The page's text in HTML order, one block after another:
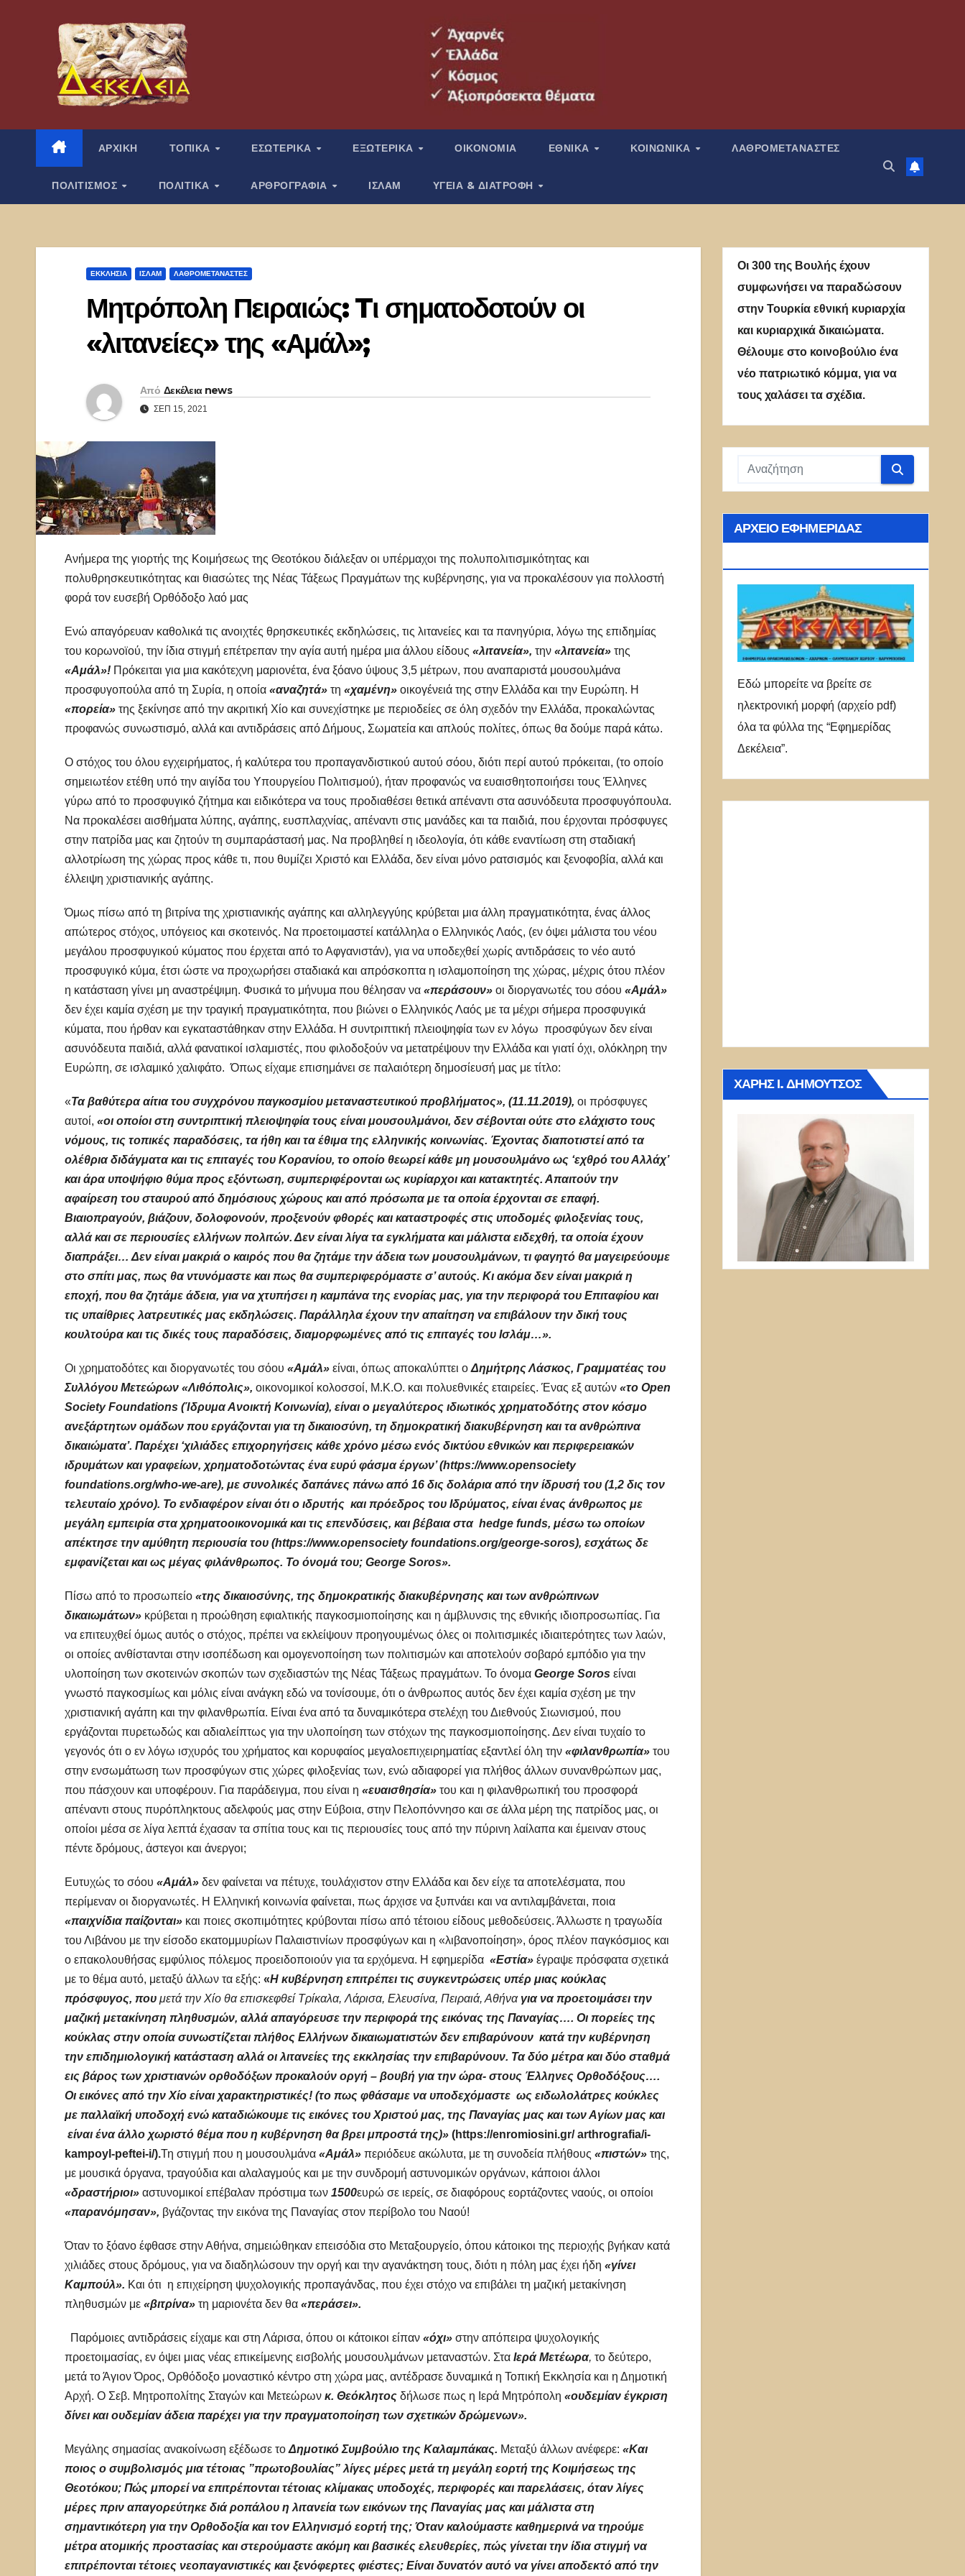
περιεχόμενο
ΑΡΧΙΚΗ ΤΟΠΙΚΑ ΕΣΩΤΕΡΙΚΑ ΕΞΩΤΕΡΙΚΑ ΟΙΚΟΝΟΜΙΑ ΕΘΝΙΚΑ ΚΟΙΝΩΝΙΚΑ ΛΑΘΡΟΜΕΤΑΝΑΣΤΕΣ
ΠΟΛΙΤΙΣΜΟΣ ΠΟΛΙΤΙΚΑ ΑΡΘΡΟΓΡΑΦΙΑ ΙΣΛΑΜ ΥΓΕΙΑ & ΔΙΑΤΡΟΦΗ
ΕΚΚΛΗΣΊΑ ΙΣΛΑΜ ΛΑΘΡΟΜΕΤΑΝΑΣΤΕΣ
Μητρόπολη Πειραιώς: Tι σηματοδοτούν οι
«λιτανείες» της «Αμάλ»;
Από Δεκέλεια news
ΣΕΠ 15, 2021
Ανήμερα της γιορτής της Κοιμήσεως της Θεοτόκου διάλεξαν οι υπέρμαχοι της πολυπολιτισμικότητας και
πολυθρησκευτικότητας και θιασώτες της Νέας Τάξεως Πραγμάτων της κυβέρνησης, για να προκαλέσουν για πολλοστή
φορά τον ευσεβή Ορθόδοξο λαό μας
Ενώ απαγόρευαν καθολικά τις ανοιχτές θρησκευτικές εκδηλώσεις, τις λιτανείες και τα πανηγύρια, λόγω της επιδημίας
του κορωνοϊού, την ίδια στιγμή επέτρεπαν την αγία αυτή ημέρα μια άλλου είδους «λιτανεία», την «λιτανεία» της
«Αμάλ»! Πρόκειται για μια κακότεχνη μαριονέτα, ένα ξόανο ύψους 3,5 μέτρων, που αναπαριστά μουσουλμάνα
προσφυγοπούλα από τη Συρία, η οποία «αναζητά» τη «χαμένη» οικογένειά της στην Ελλάδα και την Ευρώπη. Η
«πορεία» της ξεκίνησε από την ακριτική Χίο και συνεχίστηκε με περιοδείες σε όλη σχεδόν την Ελλάδα, προκαλώντας
προφανώς συνωστισμό, αλλά και αντιδράσεις από Δήμους, Σωματεία και απλούς πολίτες, όπως θα δούμε παρά κάτω.
Ο στόχος του όλου εγχειρήματος, ή καλύτερα του προπαγανδιστικού αυτού σόου, διότι περί αυτού πρόκειται, (το οποίο
σημειωτέον ετέθη υπό την αιγίδα του Υπουργείου Πολιτισμού), ήταν προφανώς να ευαισθητοποιήσει τους Έλληνες
γύρω από το προσφυγικό ζήτημα και ειδικότερα να τους προδιαθέσει θετικά απέναντι στα ασυνόδευτα προσφυγόπουλα.
Να προκαλέσει αισθήματα λύπης, αγάπης, ευσπλαχνίας, απέναντι στις μανάδες και τα παιδιά, που έρχονται πρόσφυγες
στην πατρίδα μας και ζητούν τη συμπαράστασή μας. Να προβληθεί η ιδεολογία, ότι κάθε εναντίωση στη σταδιακή
αλλοτρίωση της χώρας προς κάθε τι, που θυμίζει Χριστό και Ελλάδα, δεν είναι μόνο ρατσισμός και ξενοφοβία, αλλά και
έλλειψη χριστιανικής αγάπης.
Όμως πίσω από τη βιτρίνα της χριστιανικής αγάπης και αλληλεγγύης κρύβεται μια άλλη πραγματικότητα, ένας άλλος
απώτερος στόχος, υπόγειος και σκοτεινός. Να προετοιμαστεί κατάλληλα ο Ελληνικός Λαός, (εν όψει μάλιστα του νέου
μεγάλου προσφυγικού κύματος που έρχεται από το Αφγανιστάν), για να υποδεχθεί χωρίς αντιδράσεις το νέο αυτό
προσφυγικό κύμα, έτσι ώστε να προχωρήσει σταδιακά και απρόσκοπτα η ισλαμοποίηση της χώρας, μέχρις ότου πλέον
η κατάσταση γίνει μη αναστρέψιμη. Φυσικά το μήνυμα που θέλησαν να «περάσουν» οι διοργανωτές του σόου «Αμάλ»
δεν έχει καμία σχέση με την τραγική πραγματικότητα, που βιώνει ο Ελληνικός Λαός με τα μέχρι σήμερα προσφυγικά
κύματα, που ήρθαν και εγκαταστάθηκαν στην Ελλάδα. Η συντριπτική πλειοψηφία των εν λόγω προσφύγων δεν είναι
ασυνόδευτα παιδιά, αλλά φανατικοί ισλαμιστές, που φιλοδοξούν να μετατρέψουν την Ελλάδα και γιατί όχι, ολόκληρη την
Ευρώπη, σε ισλαμικό χαλιφάτο. Όπως είχαμε επισημάνει σε παλαιότερη δημοσίευσή μας με τίτλο:
«Τα βαθύτερα αίτια του συγχρόνου παγκοσμίου μεταναστευτικού προβλήματος», (11.11.2019), οι πρόσφυγες
αυτοί, «οι οποίοι στη συντριπτική πλειοψηφία τους είναι μουσουλμάνοι, δεν σέβονται ούτε στο ελάχιστο τους
νόμους, τις τοπικές παραδόσεις, τα ήθη και τα έθιμα της ελληνικής κοινωνίας. Έχοντας διαποτιστεί από τα
ολέθρια διδάγματα και τις επιταγές του Κορανίου, το οποίο θεωρεί κάθε μη μουσουλμάνο ως ‘εχθρό του Αλλάχ’
και άρα υποψήφιο θύμα προς εξόντωση, συμπεριφέρονται ως κυρίαρχοι και κατακτητές. Απαιτούν την
αφαίρεση του σταυρού από δημόσιους χώρους και από πρόσωπα με τα οποία έρχονται σε επαφή.
Βιαιοπραγούν, βιάζουν, δολοφονούν, προξενούν φθορές και καταστροφές στις υποδομές φιλοξενίας τους,
αλλά και σε περιουσίες ελλήνων πολιτών. Δεν είναι λίγα τα εγκλήματα και μάλιστα ειδεχθή, τα οποία έχουν
διαπράξει… Δεν είναι μακριά ο καιρός που θα ζητάμε την άδεια των μουσουλμάνων, τι φαγητό θα μαγειρεύουμε
στο σπίτι μας, πως θα ντυνόμαστε και πως θα συμπεριφερόμαστε σ’ αυτούς. Κι ακόμα δεν είναι μακριά η
εποχή, που θα ζητάμε άδεια, για να χτυπήσει η καμπάνα της ενορίας μας, για την περιφορά του Επιταφίου και
τις υπαίθριες λατρευτικές μας εκδηλώσεις. Παράλληλα έχουν την απαίτηση να επιβάλουν την δική τους
κουλτούρα και τις δικές τους παραδόσεις, διαμορφωμένες από τις επιταγές του Ισλάμ…».
Οι χρηματοδότες και διοργανωτές του σόου «Αμάλ» είναι, όπως αποκαλύπτει οΔημήτρης Λάσκος, Γραμματέας του
Συλλόγου Μετεώρων «Λιθόπολις», οικονομικοί κολοσσοί, Μ.Κ.Ο. και πολυεθνικές εταιρείες. Ένας εξ αυτών «το Open
Society Foundations (Ίδρυμα Ανοικτή Κοινωνία), είναι ο μεγαλύτερος ιδιωτικός χρηματοδότης στον κόσμο
ανεξάρτητων ομάδων που εργάζονται για τη δικαιοσύνη, τη δημοκρατική διακυβέρνηση και τα ανθρώπινα
δικαιώματα’. Παρέχει ‘χιλιάδες επιχορηγήσεις κάθε χρόνο μέσω ενός δικτύου εθνικών και περιφερειακών
ιδρυμάτων και γραφείων, χρηματοδοτώντας ένα ευρύ φάσμα έργων’ (https://www.opensociety
foundations.org/who-we-are), με συνολικές δαπάνες πάνω από 16 δις δολάρια από την ίδρυσή του (1,2 δις τον
τελευταίο χρόνο). Το ενδιαφέρον είναι ότι ο ιδρυτής και πρόεδρος του Ιδρύματος, είναι ένας άνθρωπος με
μεγάλη εμπειρία στα χρηματοοικονομικά και τις επενδύσεις, και βέβαια στα hedge funds, μέσω τω οποίων
απέκτησε την αμύθητη περιουσία του (https://www.opensociety foundations.org/george-soros), εσχάτως δε
εμφανίζεται και ως μέγας φιλάνθρωπος. Το όνομά του; George Soros».
Πίσω από το προσωπείο «της δικαιοσύνης, της δημοκρατικής διακυβέρνησης και των ανθρώπινων
δικαιωμάτων» κρύβεται η προώθηση εφιαλτικής παγκοσμιοποίησης και η άμβλυνσις της εθνικής ιδιοπροσωπίας. Για
να επιτευχθεί όμως αυτός ο στόχος, πρέπει να εκλείψουν προηγουμένως όλες οι πολιτισμικές ιδιαιτερότητες των λαών,
οι οποίες ανθίστανται στην ισοπέδωση και ομογενοποίηση των πολιτισμών και αποτελούν σοβαρό εμπόδιο για την
υλοποίηση των σκοτεινών σκοπών των σχεδιαστών της Νέας Τάξεως πραγμάτων. Το όνομα George Soros είναι
γνωστό παγκοσμίως και μόλις είναι ανάγκη εδώ να τονίσουμε, ότι ο άνθρωπος αυτός δεν έχει καμία σχέση με την
χριστιανική αγάπη και την φιλανθρωπία. Είναι ένα από τα δυναμικότερα στελέχη του Διεθνούς Σιωνισμού, που
εργάζονται πυρετωδώς και αδιαλείπτως για την υλοποίηση των στόχων της παγκοσμιοποίησης. Δεν είναι τυχαίο το
γεγονός ότι ο εν λόγω ισχυρός του χρήματος και κορυφαίος μεγαλοεπιχειρηματίας εξαντλεί όλη την «φιλανθρωπία» του
στην ενσωμάτωση των προσφύγων στις χώρες φιλοξενίας των, ενώ αδιαφορεί για πλήθος άλλων συνανθρώπων μας,
που πάσχουν και υποφέρουν. Για παράδειγμα, που είναι η «ευαισθησία» του και η φιλανθρωπική του προσφορά
απέναντι στους πυρόπληκτους αδελφούς μας στην Εύβοια, στην Πελοπόννησο και σε άλλα μέρη της πατρίδος μας, οι
οποίοι μέσα σε λίγα λεπτά έχασαν τα σπίτια τους και τις περιουσίες τους από την πύρινη λαίλαπα και έμειναν στους
πέντε δρόμους, άστεγοι και άνεργοι;
Ευτυχώς το σόου «Αμάλ» δεν φαίνεται να πέτυχε, τουλάχιστον στην Ελλάδα και δεν είχε τα αποτελέσματα, που
περίμεναν οι διοργανωτές. Η Ελληνική κοινωνία φαίνεται, πως άρχισε να ξυπνάει και να αντιλαμβάνεται, ποια
«παιχνίδια παίζονται» και ποιες σκοπιμότητες κρύβονται πίσω από τέτοιου είδους μεθοδεύσεις. Άλλωστε η τραγωδία
του Λιβάνου με την είσοδο εκατομμυρίων Παλαιστινίων προσφύγων και η «λιβανοποίηση», όρος πλέον παγκόσμιος και
ο επακολουθήσας εμφύλιος πόλεμος προειδοποιούν για τα ερχόμενα. Η εφημερίδα «Εστία» έγραψε πρόσφατα σχετικά
με το θέμα αυτό, μεταξύ άλλων τα εξής: «Η κυβέρνηση επιτρέπει τις συγκεντρώσεις υπέρ μιας κούκλας
πρόσφυγος, που μετά την Χίο θα επισκεφθεί Τρίκαλα, Λάρισα, Ελευσίνα, Πειραιά, Αθήναγια να προετοιμάσει την
μαζική μετακίνηση πληθυσμών, αλλά απαγόρευσε την περιφορά της εικόνας της Παναγίας…. Οι πορείες της
κούκλας στην οποία συνωστίζεται πλήθος Ελλήνων δικαιωματιστών δεν επιβαρύνουν κατά την κυβέρνηση
την επιδημιολογική κατάσταση αλλά οι λιτανείες της εκκλησίας την επιβαρύνουν. Τα δύο μέτρα και δύο σταθμά
εις βάρος των χριστιανών ορθοδόξων προκαλούν οργή – βουβή για την ώρα- στους Έλληνες Ορθοδόξους….
Οι εικόνες από την Χίο είναι χαρακτηριστικές! (το πως φθάσαμε να υποδεχόμαστε ως ειδωλολάτρες κούκλες
με παλλαϊκή υποδοχή ενώ καταδιώκουμε τις εικόνες του Χριστού μας, της Παναγίας μας και των Αγίων μας και
είναι ένα άλλο χωριστό θέμα που η κυβέρνηση θα βρει μπροστά της)» (https://enromiosini.gr/ arthrografia/i-
kampoyl-peftei-i/).Τη στιγμή που η μουσουλμάνα «Αμάλ» περιόδευε ακώλυτα, με τη συνοδεία πλήθους «πιστών» της,
με μουσικά όργανα, τραγούδια και αλαλαγμούς και με την συνδρομή αστυνομικών οργάνων, κάποιοι άλλοι
«δραστήριοι» αστυνομικοί επέβαλαν πρόστιμα των 1500ευρώ σε ιερείς, σε διαφόρους εορτάζοντες ναούς, οι οποίοι
«παρανόμησαν», βγάζοντας την εικόνα της Παναγίας στον περίβολο του Ναού!
Όταν το ξόανο έφθασε στην Αθήνα, σημειώθηκαν επεισόδια στο Μεταξουργείο, όπου κάτοικοι της περιοχής βγήκαν κατά
χιλιάδες στους δρόμους, για να διαδηλώσουν την οργή και την αγανάκτηση τους, διότι η πόλη μας έχει ήδη «γίνει
Καμπούλ». Και ότι η επιχείρηση ψυχολογικής προπαγάνδας, που έχει στόχο να επιβάλει τη μαζική μετακίνηση
πληθυσμών με «βιτρίνα» τη μαριονέτα δεν θα «περάσει».
Παρόμοιες αντιδράσεις είχαμε και στη Λάρισα, όπου οι κάτοικοι είπαν «όχι» στην απόπειρα ψυχολογικής
προετοιμασίας, εν όψει μιας νέας επικείμενης εισβολής μουσουλμάνων μεταναστών. Στα Ιερά Μετέωρα, το δεύτερο,
μετά το Άγιον Όρος, Ορθόδοξο μοναστικό κέντρο στη χώρα μας, αντέδρασε δυναμικά η Τοπική Εκκλησία και η Δημοτική
Αρχή. Ο Σεβ. Μητροπολίτης Σταγών και Μετεώρων κ. Θεόκλητος δήλωσε πως η Ιερά Μητρόπολη «ουδεμίαν έγκριση
δίνει και ουδεμίαν άδεια παρέχει για την πραγματοποίηση των σχετικών δρώμενων».
Μεγάλης σημασίας ανακοίνωση εξέδωσε τοΔημοτικό Συμβούλιο της Καλαμπάκας. Μεταξύ άλλων ανέφερε: «Και
ποιος ο συμβολισμός μια τέτοιας ”πρωτοβουλίας” λίγες μέρες μετά τη μεγάλη εορτή της Κοιμήσεως της
Θεοτόκου; Πώς μπορεί να επιτρέπονται τέτοιας κλίμακας υποδοχές, περιφορές και παρελάσεις, όταν λίγες
μέρες πριν απαγορεύτηκε διά ροπάλου η λιτανεία των εικόνων της Παναγίας μας και μάλιστα στη
σημαντικότερη για την Ορθοδοξία και τον Ελληνισμό εορτή της; Όταν καλούμαστε καθημερινά να τηρούμε
μέτρα ατομικής προστασίας και στερούμαστε ακόμη και βασικές ελευθερίες, πώς γίνεται την ίδια στιγμή να
επιτρέπονται τέτοιες νεοπαγανιστικές και ξενόφερτες φιέστες; Είναι δυνατόν αυτό να γίνει αποδεκτό από την
Οι 300 της Βουλής έχουν
συμφωνήσει να παραδώσουν
στην Τουρκία εθνική κυριαρχία
και κυριαρχικά δικαιώματα.
Θέλουμε στο κοινοβούλιο ένα
νέο πατριωτικό κόμμα, για να
τους χαλάσει τα σχέδια.
ΑΡΧΕΊΟ ΕΦΗΜΕΡΊΔΑΣ
Εδώ μπορείτε να βρείτε σε
ηλεκτρονική μορφή (αρχείο pdf)
όλα τα φύλλα της “Εφημερίδας
Δεκέλεια”.
ΧΆΡΗΣ Ι. ΔΗΜΟΎΤΣΟΣ